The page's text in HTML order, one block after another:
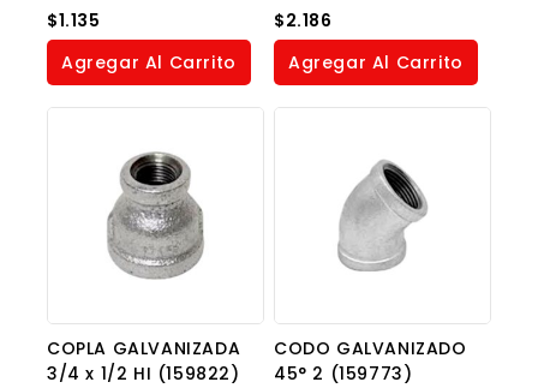
0
out
of
$1.135
Agregar Al Carrito
0
out
of
$2.186
Agregar Al Carrito
COPLA GALVANIZADA
3/4 x 1/2 HI (159822)
CODO GALVANIZADO
45° 2 (159773)